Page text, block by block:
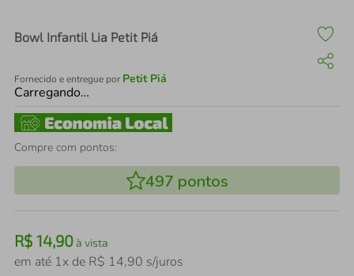
Bowl Infantil Lia Petit Piá
Fornecido e entregue por Petit Piá
Carregando…
Compre com pontos:
497 pontos
R$ 14,90à vista
em até 1x de R$ 14,90 s/juros